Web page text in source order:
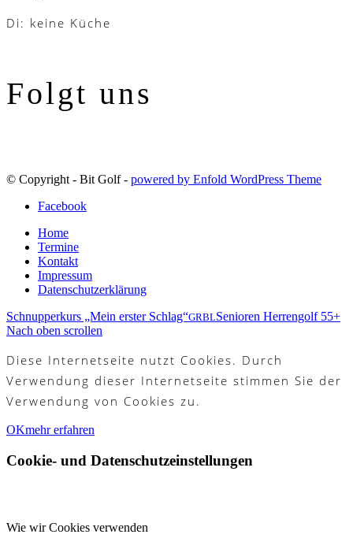
Di: keine Küche
Folgt uns
© Copyright - Bit Golf - powered by Enfold WordPress Theme
Facebook
Home
Termine
Kontakt
Impressum
Datenschutzerklärung
Schnupperkurs „Mein erster Schlag“GRBLSenioren Herrengolf 55+
Nach oben scrollen
Diese Internetseite nutzt Cookies. Durch
Verwendung dieser Internetseite stimmen Sie der
Verwendung von Cookies zu.
OKmehr erfahren
Cookie- und Datenschutzeinstellungen
Wie wir Cookies verwenden